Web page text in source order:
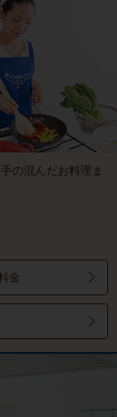
の混んだお料理ま
金